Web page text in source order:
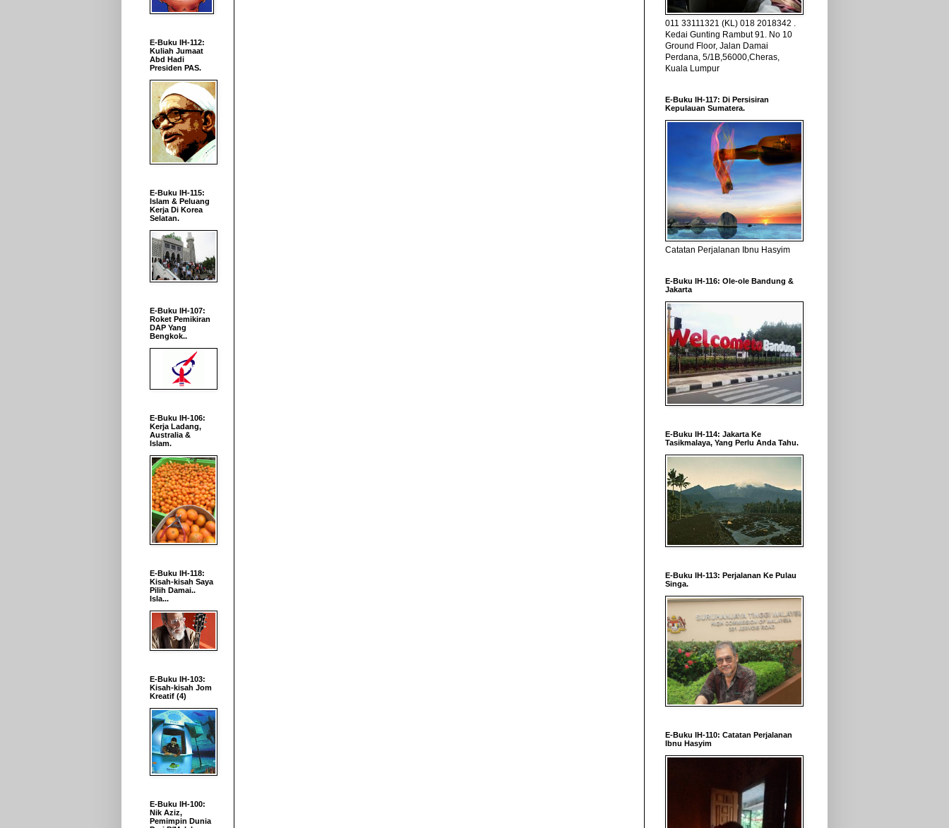
E-Buku IH-112:
Kuliah Jumaat
Abd Hadi
Presiden PAS.
E-Buku IH-115:
Islam & Peluang
Kerja Di Korea
Selatan.
E-Buku IH-107:
Roket Pemikiran
DAP Yang
Bengkok..
E-Buku IH-106:
Kerja Ladang,
Australia &
Islam.
E-Buku IH-118:
Kisah-kisah Saya
Pilih Damai..
Isla...
E-Buku IH-103:
Kisah-kisah Jom
Kreatif (4)
E-Buku IH-100:
Nik Aziz,
Pemimpin Dunia
011 33111321 (KL) 018 2018342 .
Kedai Gunting Rambut 91. No 10
Ground Floor, Jalan Damai
Perdana, 5/1B,56000,Cheras,
Kuala Lumpur
E-Buku IH-117: Di Persisiran
Kepulauan Sumatera.
Catatan Perjalanan Ibnu Hasyim
E-Buku IH-116: Ole-ole Bandung &
Jakarta
E-Buku IH-114: Jakarta Ke
Tasikmalaya, Yang Perlu Anda Tahu.
E-Buku IH-113: Perjalanan Ke Pulau
Singa.
E-Buku IH-110: Catatan Perjalanan
Ibnu Hasyim